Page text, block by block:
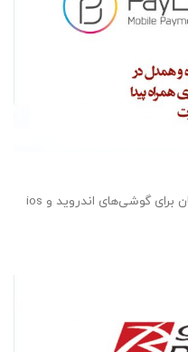
همراه کارت، یک اپلیکیشن پرداخت رایگان برای گوشی‌های اندروید و ios